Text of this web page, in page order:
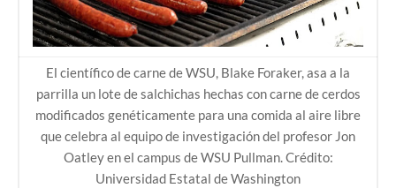
El científico de carne de WSU, Blake Foraker, asa a la
parrilla un lote de salchichas hechas con carne de cerdos
modificados genéticamente para una comida al aire libre
que celebra al equipo de investigación del profesor Jon
Oatley en el campus de WSU Pullman. Crédito:
Universidad Estatal de Washington